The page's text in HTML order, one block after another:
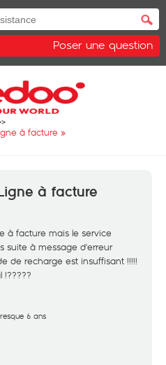
Poser une question
à facture »
à facture
à facture mais le service
suite à message d'erreur
de recharge est insuffisant !!!!!
6 ans